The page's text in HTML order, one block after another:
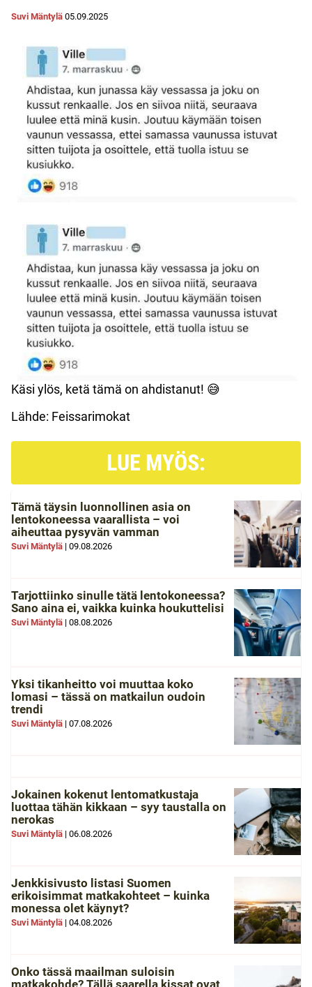
Suvi Mäntylä 05.09.2025
Käsi ylös, ketä tämä on ahdistanut! 😅
Lähde: Feissarimokat
LUE MYÖS:
Tämä täysin luonnollinen asia on
lentokoneessa vaarallista – voi
aiheuttaa pysyvän vamman
Suvi Mäntylä | 09.08.2026
Tarjottiinko sinulle tätä lentokoneessa?
Sano aina ei, vaikka kuinka houkuttelisi
Suvi Mäntylä | 08.08.2026
Yksi tikanheitto voi muuttaa koko
lomasi – tässä on matkailun oudoin
trendi
Suvi Mäntylä | 07.08.2026
Jokainen kokenut lentomatkustaja
luottaa tähän kikkaan – syy taustalla on
nerokas
Suvi Mäntylä | 06.08.2026
Jenkkisivusto listasi Suomen
erikoisimmat matkakohteet – kuinka
monessa olet käynyt?
Suvi Mäntylä | 04.08.2026
Onko tässä maailman suloisin
matkakohde? Tällä saarella kissat ovat